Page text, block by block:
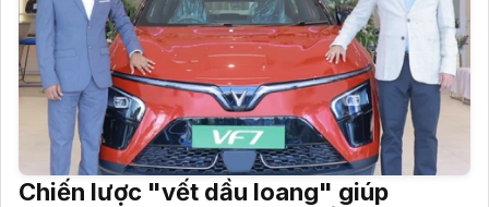
Chiến lược "vết dầu loang" giúp